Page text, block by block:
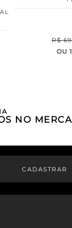
R$
OU
NO